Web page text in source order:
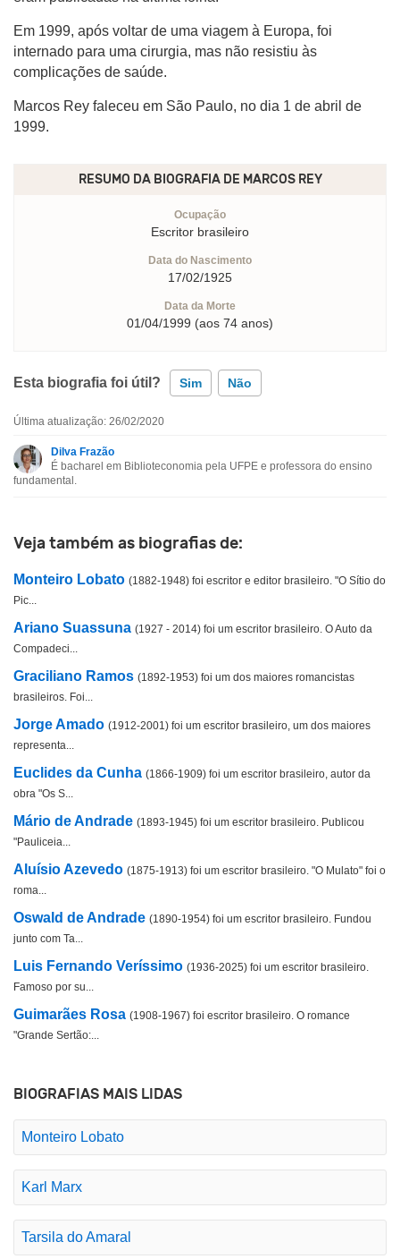
Em 1999, após voltar de uma viagem à Europa, foi
internado para uma cirurgia, mas não resistiu às
complicações de saúde.
Marcos Rey faleceu em São Paulo, no dia 1 de abril de
1999.
RESUMO DA BIOGRAFIA DE MARCOS REY
Ocupação
Escritor brasileiro
Data do Nascimento
17/02/1925
Data da Morte
01/04/1999 (aos 74 anos)
Esta biografia foi útil? Sim Não
Esta biografia não tem a informação que procuro
Última atualização: 26/02/2020
Dilva Frazão
É bacharel em Biblioteconomia pela UFPE e professora do ensino
fundamental.
Veja também as biografias de:
Monteiro Lobato (1882-1948) foi escritor e editor brasileiro. "O Sítio do
Pic...
Ariano Suassuna (1927 - 2014) foi um escritor brasileiro. O Auto da
Compadeci...
Graciliano Ramos (1892-1953) foi um dos maiores romancistas
brasileiros. Foi...
Jorge Amado (1912-2001) foi um escritor brasileiro, um dos maiores
representa...
Euclides da Cunha (1866-1909) foi um escritor brasileiro, autor da
obra "Os S...
Mário de Andrade (1893-1945) foi um escritor brasileiro. Publicou
"Pauliceia...
Aluísio Azevedo (1875-1913) foi um escritor brasileiro. "O Mulato" foi o
roma...
Oswald de Andrade (1890-1954) foi um escritor brasileiro. Fundou
junto com Ta...
Luis Fernando Veríssimo (1936-2025) foi um escritor brasileiro.
Famoso por su...
Guimarães Rosa (1908-1967) foi escritor brasileiro. O romance
"Grande Sertão:...
BIOGRAFIAS MAIS LIDAS
Monteiro Lobato
Karl Marx
Tarsila do Amaral